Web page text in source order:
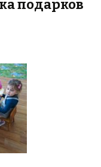
подарков